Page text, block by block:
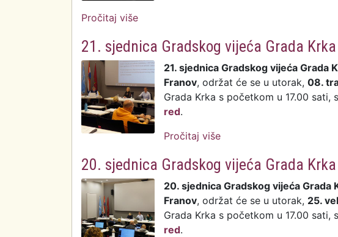
Pročitaj više
21. sjednica Gradskog vijeća Grada Krka
21. sjednica Gradskog vijeća Grada
Franov, održat će se u utorak, 08.
Grada Krka s početkom u 17.00 sati,
red.
Pročitaj više
20. sjednica Gradskog vijeća Grada Krka
20. sjednica Gradskog vijeća Grada
Franov, održat će se u utorak, 25.
Grada Krka s početkom u 17.00 sati,
red.